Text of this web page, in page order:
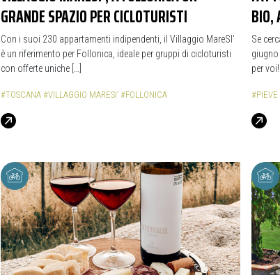
GRANDE SPAZIO PER CICLOTURISTI
Con i suoi 230 appartamenti indipendenti, il Villaggio MareSI’
è un riferimento per Follonica, ideale per gruppi di cicloturisti
con offerte uniche […]
#TOSCANA #VILLAGGIO MARESI’ #FOLLONICA
BIO,
Se
per voi!
#PIEVE